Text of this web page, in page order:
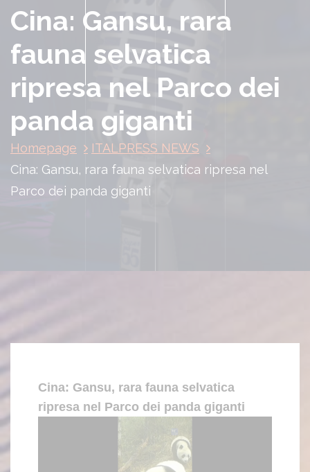
Cina: Gansu, rara
fauna selvatica
ripresa nel Parco dei
panda giganti
Homepage
ITALPRESS NEWS
Cina: Gansu, rara fauna selvatica ripresa nel
Parco dei panda giganti
Cina: Gansu, rara fauna selvatica
ripresa nel Parco dei panda giganti